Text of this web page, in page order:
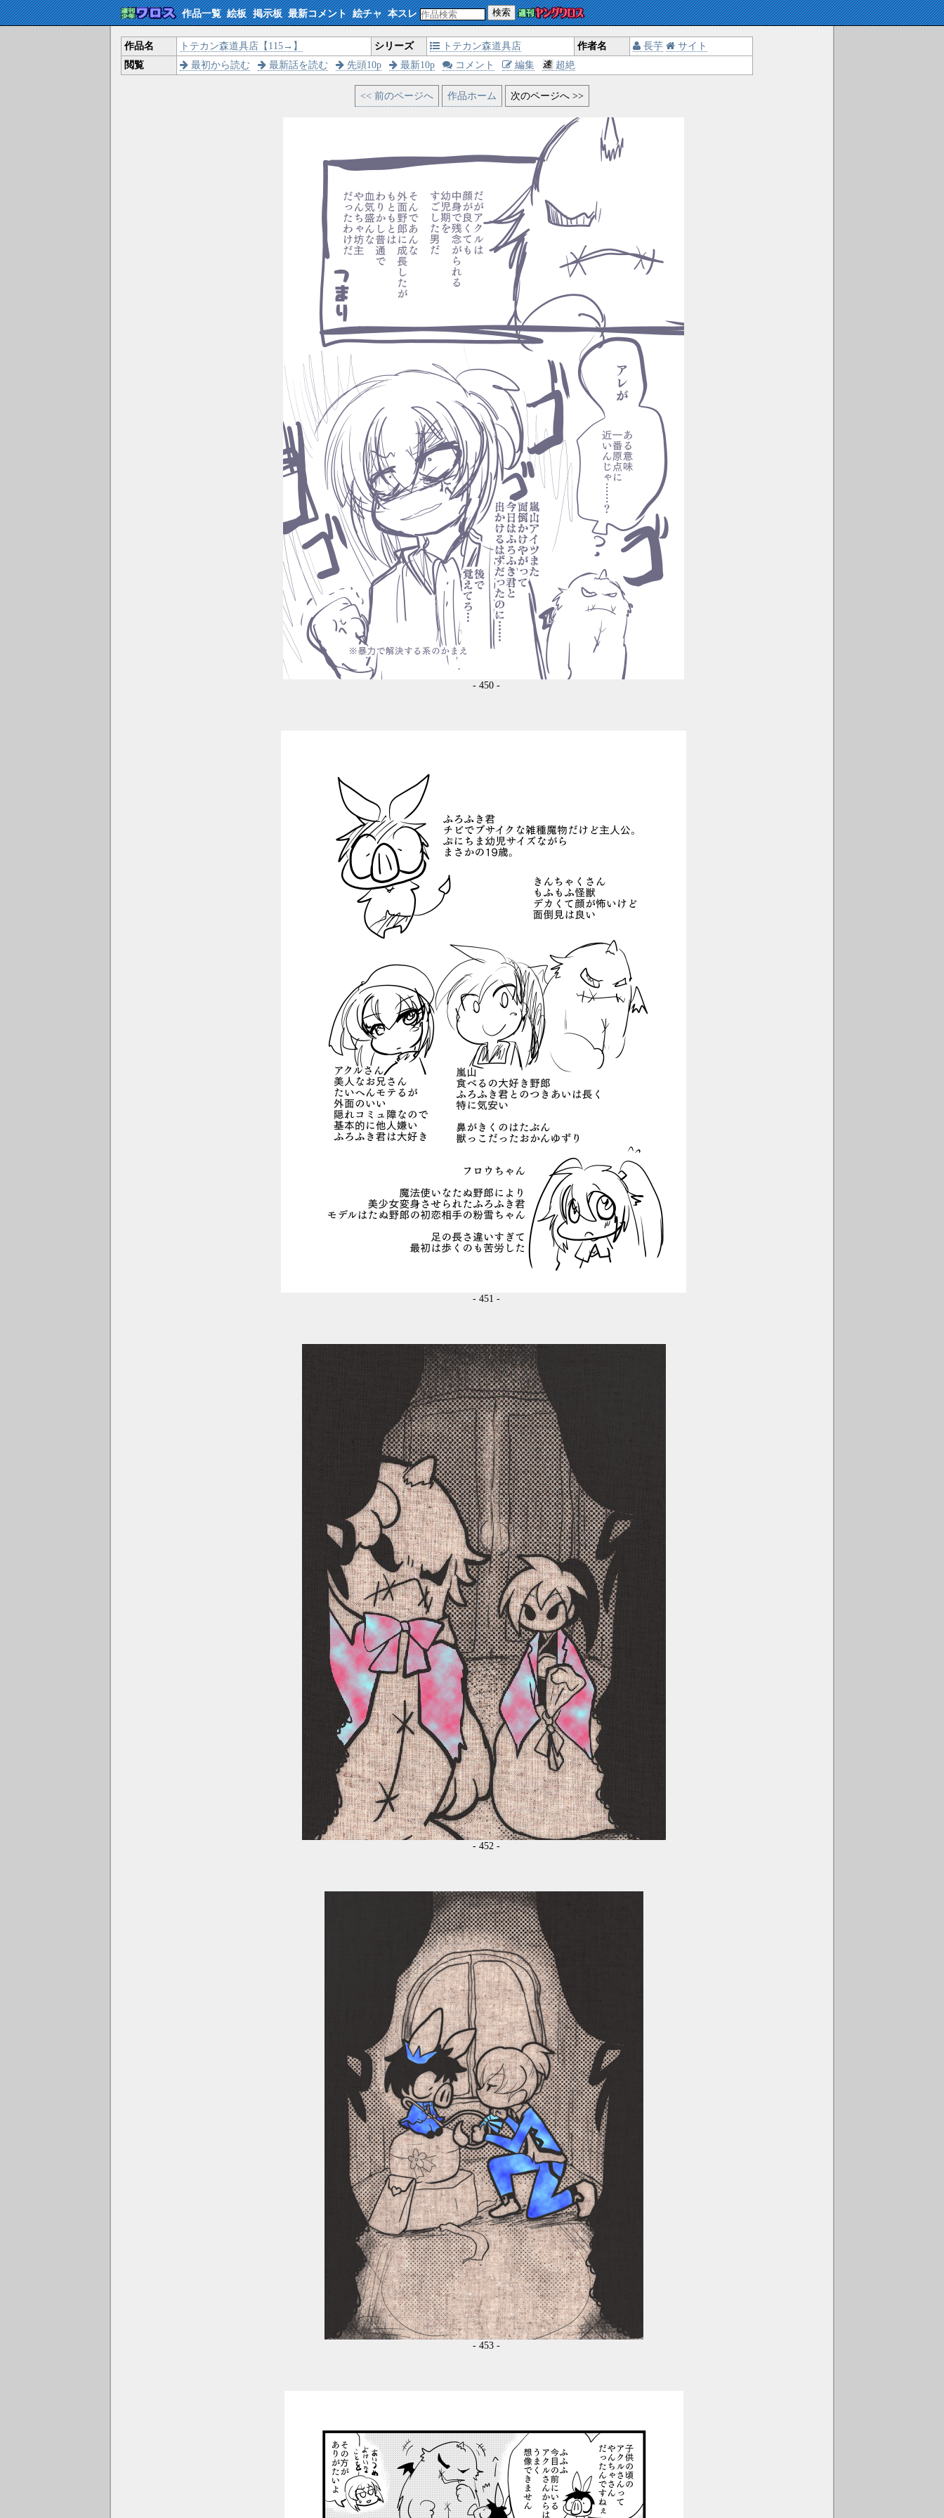
作品一覧 絵板 掲示板 最新コメント 絵チャ 本スレ 検索
作品名 トテカン森道具店【115→】 シリーズ トテカン森道具店 作者名 長芋
サイト
閲覧
最初から読む 最新話を読む 先頭10p 最新10p コメント 編集 超絶
<< 前のページへ 作品ホーム 次のページへ >>
- 450 -
- 451 -
- 452 -
- 453 -